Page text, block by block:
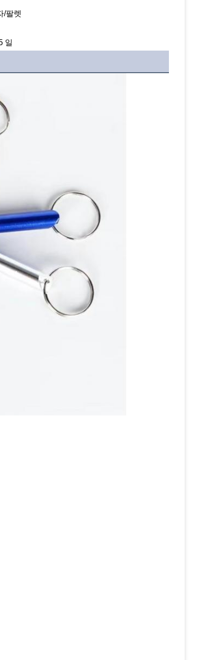
/팔렛
일